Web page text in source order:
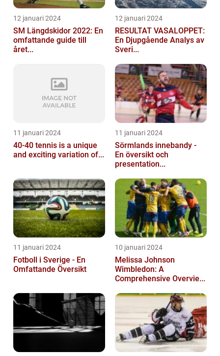
12 januari 2024
SM Längdskidor 2022: En
omfattande guide till
året...
12 januari 2024
RESULTAT VASALOPPET:
En Djupgående Analys av
Sveri...
11 januari 2024
40-40 tennis is a unique
and exciting variation of...
11 januari 2024
Sörmlands innebandy -
En översikt och
presentation...
11 januari 2024
Fotboll i Sverige - En
Omfattande Översikt
10 januari 2024
Melissa Johnson
Wimbledon: A
Comprehensive Overvie...